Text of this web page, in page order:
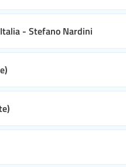
- Stefano Nardini